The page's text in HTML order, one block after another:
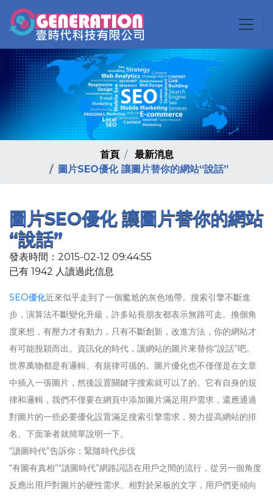
首頁
最新消息
圖片SEO優化 讓圖片替你的網站“說話”
圖片SEO優化 讓圖片替你的網站
“說話”
發表時間：2015-02-12 09:44:55
已有 1942 人讀過此信息
SEO優化近來似乎走到了一個尷尬的灰色地帶。搜索引擎不斷進
步，演算法不斷變化升級，許多站長朋友都表示無路可走。換個角
度來想，有壓力才有動力，只有不斷創新，改進方法，你的網站才
有可能脫穎而出。資訊化的時代，讓網站的圖片來替你“說話”吧。
世界萬物都是有邏輯、有規律可循的。圖片優化也不僅僅是在文章
中插入一張圖片，然後設置關鍵字搜索就可以了的。它有自身的規
律和邏輯，我們不僅要在網頁中添加圖片滿足用戶需求，還應通過
對圖片的一些必要優化設置滿足搜索引擎需求，努力提高網站的排
名。下面筆者就簡單說明一下。
“讀圖時代”告訴你：緊隨時代步伐
“有圖有真相”“讀圖時代”網路詞語在用戶之間的流行，從另一個角度
反應出用戶對圖片的硬性需求。相對於呆板的文字，用戶們更傾向